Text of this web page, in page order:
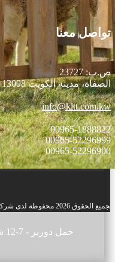
حمل دوربر - 7-12 شهر - متوفرة في الامارات و الكويت
تواصل معنا
ص.ب: 23727
الصفاة، مدينة الكويت 13098
info@kltt.com.kw
00965-1888822
00965-52296999
00965-52296900
‍‍جميع الحقوق 2026 محفوظة لدى شركة نقل و تجارة المواشي